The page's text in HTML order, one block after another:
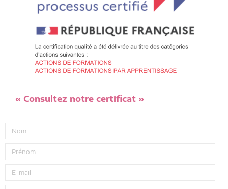
« Consultez notre certificat »